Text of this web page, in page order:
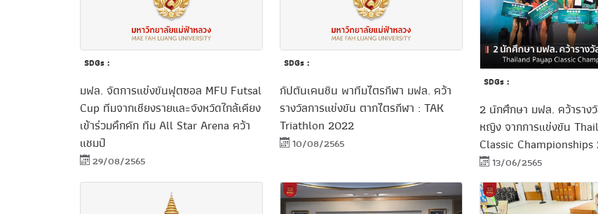
SDGs :
มฟล. จัดการแข่งขันฟุตซอล MFU Futsal
Cup ทีมจากเชียงรายและจังหวัดใกล้เคียง
เข้าร่วมคึกคัก ทีม All Star Arena คว้า
แชมป์
29/08/2565
SDGs :
ประชาสัมพันธ์
กัปตันเคนชิน พาทีมไตรกีฬา มฟล. คว้า
รางวัลการแข่งขัน ตากไตรกีฬา : TAK
Triathlon 2022
10/08/2565
SDGs :
2 นักศึกษา มฟล. คว้าราง
หญิง จากการแข่งขัน
Classic
13/06/2565